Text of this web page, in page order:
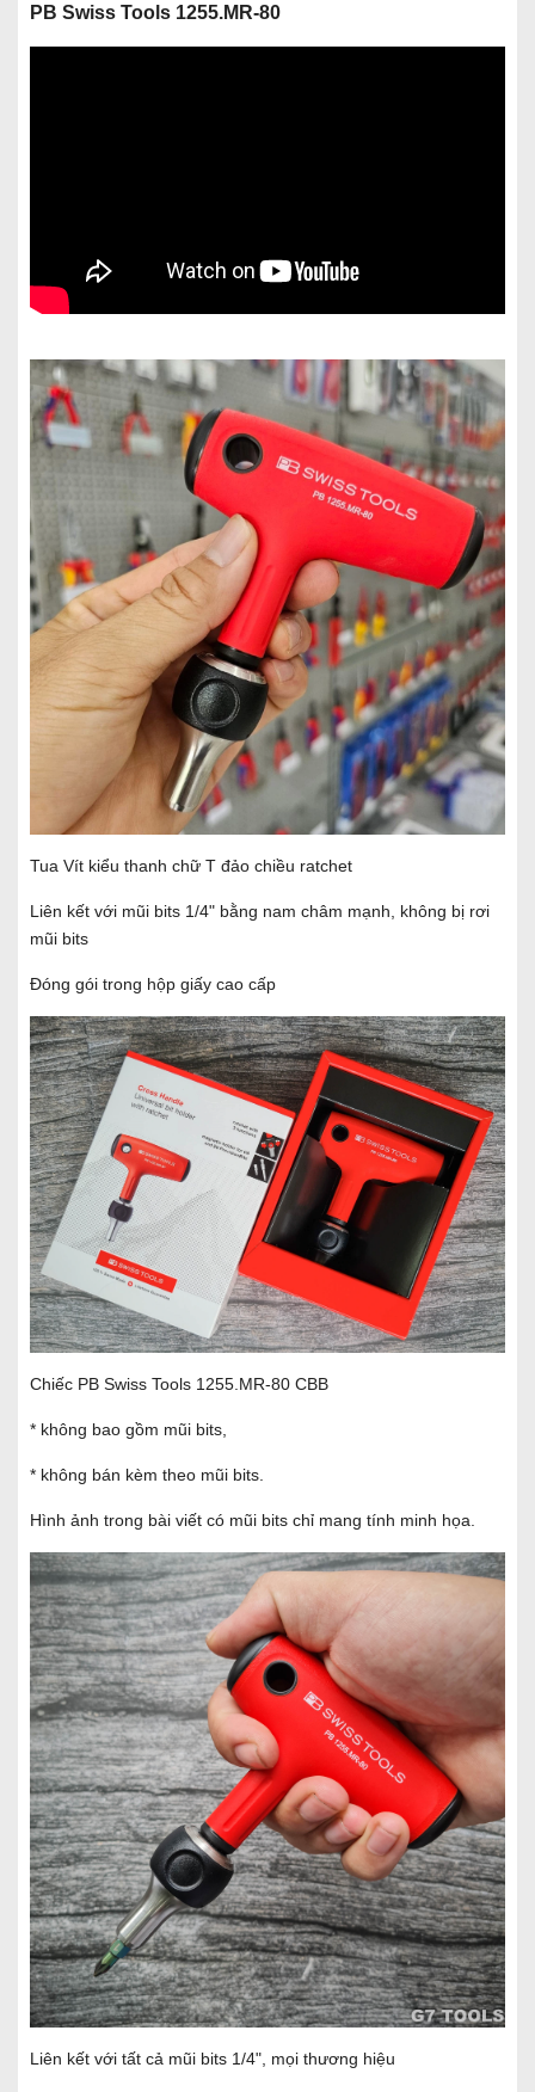
PB Swiss Tools 1255.MR-80
Tua Vít kiểu thanh chữ T đảo chiều ratchet
Liên kết với mũi bits 1/4" bằng nam châm mạnh, không bị rơi
mũi bits
Đóng gói trong hộp giấy cao cấp
Chiếc PB Swiss Tools 1255.MR-80 CBB
* không bao gồm mũi bits,
* không bán kèm theo mũi bits.
Hình ảnh trong bài viết có mũi bits chỉ mang tính minh họa.
Liên kết với tất cả mũi bits 1/4", mọi thương hiệu